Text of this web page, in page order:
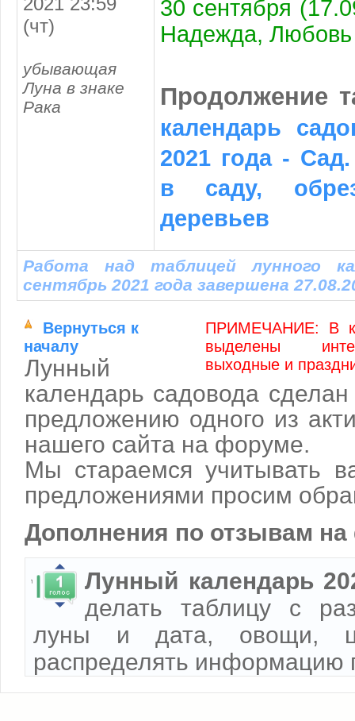
(чт)
убывающая
Луна в знаке
Рака
30 сентября
Надежда,
Продолжение
календарь
2021 года -
в саду,
деревьев
Работа над таблицей лунного
сентябрь 2021 года завершена
Вернуться к
началу
ПРИМЕЧАНИЕ: В
выделены
выходные и
Лунный
календарь садовода
предложению одного из
нашего сайта на форуме.
Мы стараемся учитывать
предложениями просим
Дополнения по отзывам
Лунный календарь
делать таблицу с
луны и дата, овощи,
распределять информацию